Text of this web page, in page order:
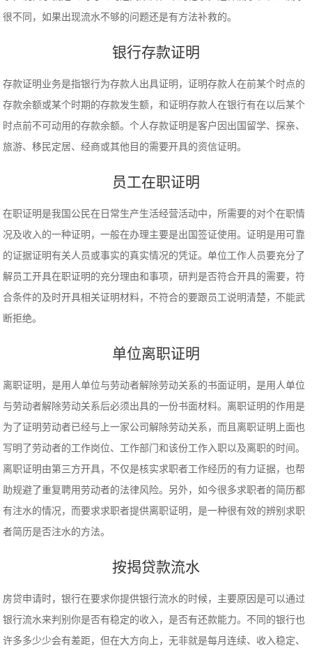
很不同，如果出现流水不够的问题还是有方法补救的。
银行存款证明
存款证明业务是指银行为存款人出具证明，证明存款人在前某个时点的
存款余额或某个时期的存款发生额，和证明存款人在银行有在以后某个
时点前不可动用的存款余额。个人存款证明是客户因出国留学、探亲、
旅游、移民定居、经商或其他目的需要开具的资信证明。
员工在职证明
在职证明是我国公民在日常生产生活经营活动中，所需要的对个在职情
况及收入的一种证明，一般在办理主要是出国签证使用。证明是用可靠
的证据证明有关人员或事实的真实情况的凭证。单位工作人员要充分了
解员工开具在职证明的充分理由和事项，研判是否符合开具的需要，符
合条件的及时开具相关证明材料，不符合的要跟员工说明清楚，不能武
断拒绝。
单位离职证明
离职证明，是用人单位与劳动者解除劳动关系的书面证明，是用人单位
与劳动者解除劳动关系后必须出具的一份书面材料。离职证明的作用是
为了证明劳动者已经与上一家公司解除劳动关系，而且离职证明上面也
写明了劳动者的工作岗位、工作部门和该份工作入职以及离职的时间。
离职证明由第三方开具，不仅是核实求职者工作经历的有力证据，也帮
助规避了重复聘用劳动者的法律风险。另外，如今很多求职者的简历都
有注水的情况，而要求求职者提供离职证明，是一种很有效的辨别求职
者简历是否注水的方法。
按揭贷款流水
房贷申请时，银行在要求你提供银行流水的时候，主要原因是可以通过
银行流水来判别你是否有稳定的收入，是否有还款能力。不同的银行也
许多多少少会有差距，但在大方向上，无非就是每月连续、收入稳定、